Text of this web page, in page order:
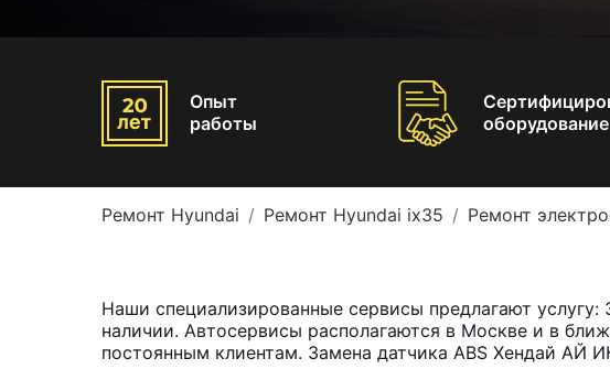
Опыт
работы
оборудование
Ремонт Hyundai Ремонт Hyundai ix35 Ремонт
Наши специализированные сервисы предлагают
наличии. Автосервисы располагаются в Москве и в
постоянным клиентам. Замена датчика ABS Хендай АЙ